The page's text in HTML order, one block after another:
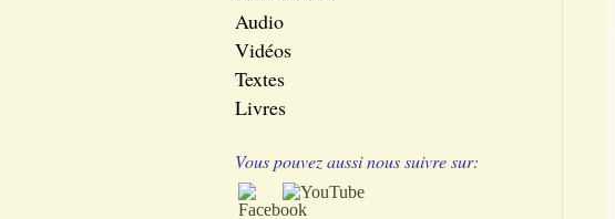
Audio
Vidéos
Textes
Livres
Vous pouvez aussi nous suivre sur: